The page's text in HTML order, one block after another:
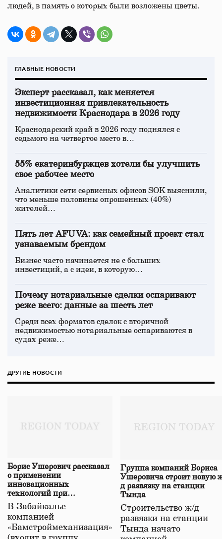
людей, в память о которых были возложены цветы.
ГЛАВНЫЕ НОВОСТИ
Эксперт рассказал, как меняется
инвестиционная привлекательность
недвижимости Краснодара в 2026 году
Краснодарский край в 2026 году поднялся с
седьмого на четвертое место в…
55% екатеринбуржцев хотели бы улучшить
свое рабочее место
Аналитики сети сервисных офисов SOK выяснили,
что меньше половины опрошенных (40%)
жителей…
Пять лет AFUVA: как семейный проект стал
узнаваемым брендом
Бизнес часто начинается не с больших
инвестиций, а с идеи, в которую…
Почему нотариальные сделки оспаривают
реже всего: данные за шесть лет
Среди всех форматов сделок с вторичной
недвижимостью нотариальные оспариваются в
судах реже…
ДРУГИЕ НОВОСТИ
Борис Ушерович рассказал
о применении
инновационных
технологий при
строительстве нового моста
в Забайкалье
В Забайкалье
компанией
«Бамстроймеханизация»
Группа компаний Бориса
Ушеровича строит новую
д развязку на станции
Тында
Строительство ж/д
развязки на станции
Тында начато